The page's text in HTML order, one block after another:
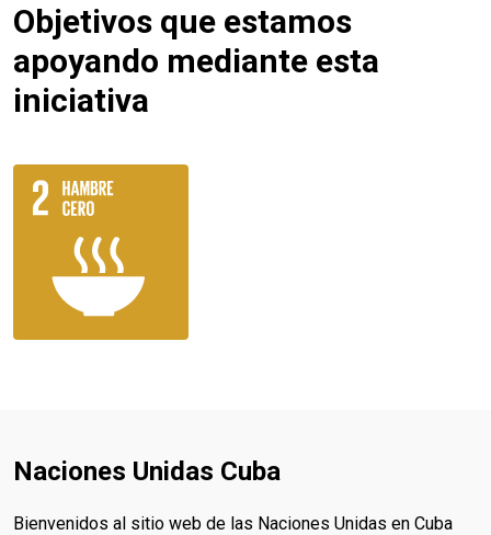
Objetivos que estamos
apoyando mediante esta
iniciativa
Naciones Unidas Cuba
Bienvenidos al sitio web de las Naciones Unidas en Cuba